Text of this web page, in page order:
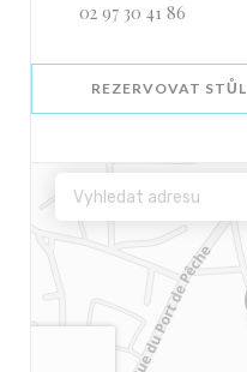
02 97 30 41 86
REZERVOVAT STŮL